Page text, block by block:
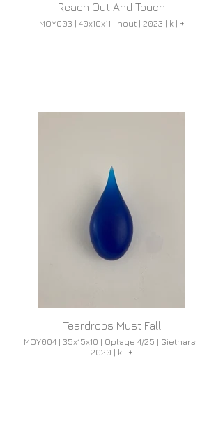
Reach Out And Touch
MOY003 | 40x10x11 | hout | 2023 | k | +
Teardrops Must Fall
MOY004 | 35x15x10 | Oplage 4/25 | Giethars |
2020 | k | +